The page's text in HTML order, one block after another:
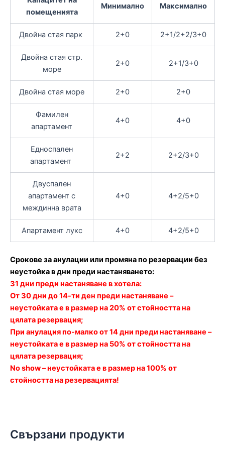
помещенията
Минимално Максимално
Двойна стая парк 2+0 2+1/2+2/3+0
Двойна стая стр.
море
2+0 2+1/3+0
Двойна стая море 2+0 2+0
Фамилен
апартамент
4+0 4+0
Едноспален
апартамент
2+2 2+2/3+0
Двуспален
апартамент с
междинна врата
4+0 4+2/5+0
Апартамент лукс 4+0 4+2/5+0
Срокове за анулации или промяна по резервации без
неустойка в дни преди настаняването:
31 дни преди настаняване в хотела:
От 30 дни до 14-ти ден преди настаняване –
неустойката е в размер на 20% от стойността на
цялата резервация;
При анулация по-малко от 14 дни преди настаняване –
неустойката е в размер на 50% от стойността на
цялата резервация;
No show – неустойката е в размер на 100% от
стойността на резервацията!
Свързани продукти